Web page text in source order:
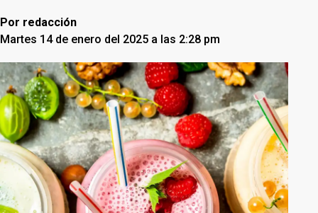
Por redacción
Martes 14 de enero del 2025 a las 2:28 pm